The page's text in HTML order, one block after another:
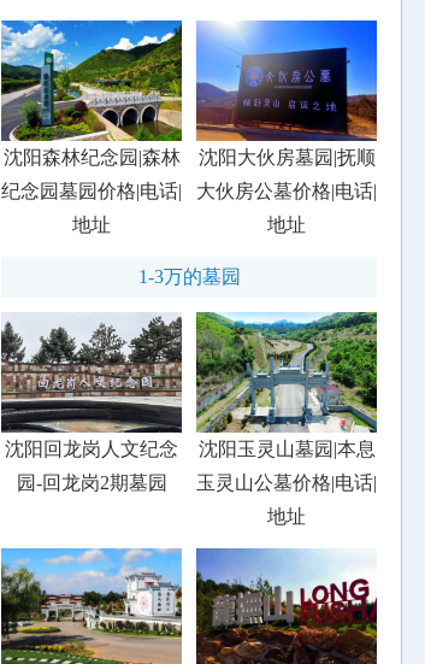
沈阳森林纪念园|森林
纪念园墓园价格|电话|
地址
沈阳大伙房墓园|抚顺
大伙房公墓价格|电话|
地址
1-3万的墓园
沈阳回龙岗人文纪念
园-回龙岗2期墓园
沈阳玉灵山墓园|本息
玉灵山公墓价格|电话|
地址